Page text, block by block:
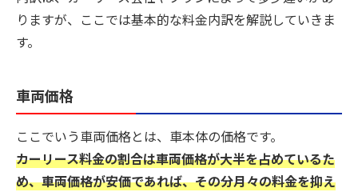
りますが、ここでは基本的な料金内訳を解説していきま
す。
車両価格
ここでいう車両価格とは、車本体の価格です。
カーリース料金の割合は車両価格が大半を占めているた
め、車両価格が安価であれば、その分月々の料金を抑え